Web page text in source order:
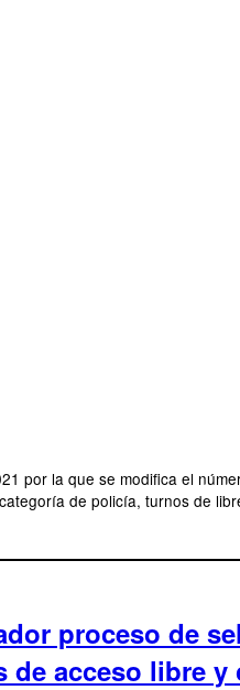
por la que se modifica el
de policía, turnos de
proceso de
acceso libre y